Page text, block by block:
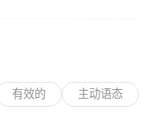
有效的 主动语态